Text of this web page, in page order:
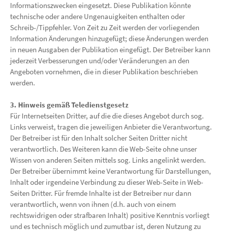
Informationszwecken eingesetzt. Diese Publikation könnte
technische oder andere Ungenauigkeiten enthalten oder
Schreib-/Tippfehler. Von Zeit zu Zeit werden der vorliegenden
Information Änderungen hinzugefügt; diese Änderungen werden
in neuen Ausgaben der Publikation eingefügt. Der Betreiber kann
jederzeit Verbesserungen und/oder Veränderungen an den
Angeboten vornehmen, die in dieser Publikation beschrieben
werden.
3. Hinweis gemäß Teledienstgesetz
Für Internetseiten Dritter, auf die die dieses Angebot durch sog.
Links verweist, tragen die jeweiligen Anbieter die Verantwortung.
Der Betreiber ist für den Inhalt solcher Seiten Dritter nicht
verantwortlich. Des Weiteren kann die Web-Seite ohne unser
Wissen von anderen Seiten mittels sog. Links angelinkt werden.
Der Betreiber übernimmt keine Verantwortung für Darstellungen,
Inhalt oder irgendeine Verbindung zu dieser Web-Seite in Web-
Seiten Dritter. Für fremde Inhalte ist der Betreiber nur dann
verantwortlich, wenn von ihnen (d.h. auch von einem
rechtswidrigen oder strafbaren Inhalt) positive Kenntnis vorliegt
und es technisch möglich und zumutbar ist, deren Nutzung zu